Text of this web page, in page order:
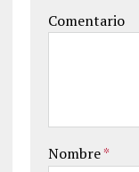
Comentario
Nombre*